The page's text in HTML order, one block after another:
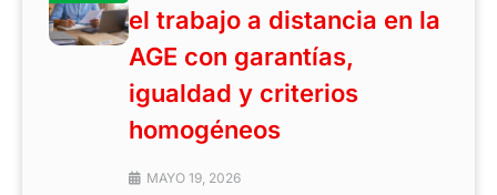
el trabajo a distancia en la
AGE con garantías,
igualdad y criterios
homogéneos
MAYO 19, 2026